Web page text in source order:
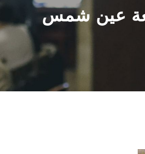
عين شمس